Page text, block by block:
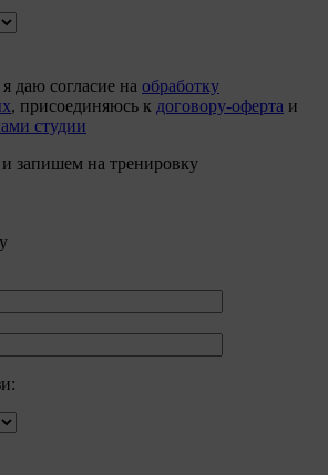
даю согласие на обработку
, присоединяюсь к договору-оферта и
студии
запишем на тренировку